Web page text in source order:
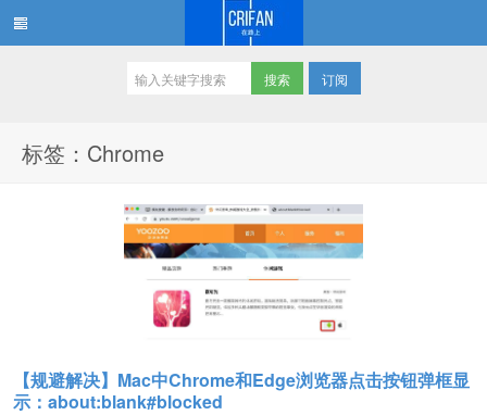
订阅
标签：Chrome
【规避解决】Mac中Chrome和Edge浏览器点击按钮弹框显
示：about:blank#blocked